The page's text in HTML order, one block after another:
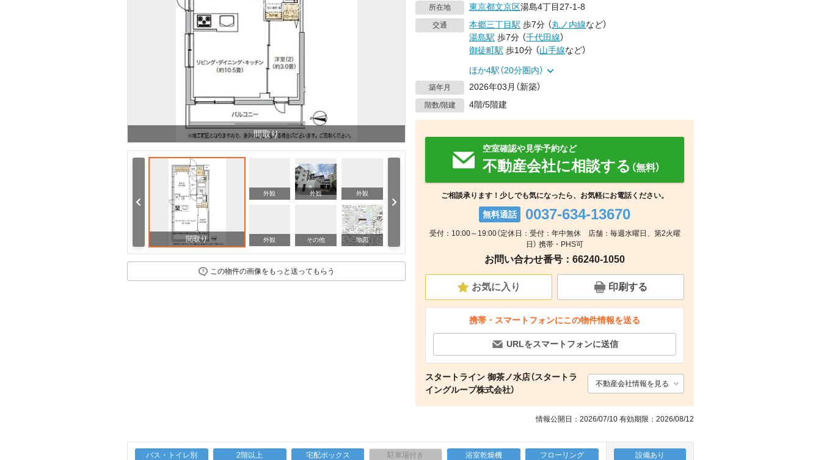
間取り
間取り
外観 外観 外観
外観 その他 地図
その他 その他 その他
周辺
この物件の画像をもっと送ってもらう
所在地 東京都文京区湯島4丁目27-1-8
交通 本郷三丁目駅 歩7分 （丸ノ内線など）
湯島駅 歩7分 （千代田線）
御徒町駅 歩10分 （山手線など）
ほか4駅（20分圏内）
築年月 2026年03月（新築）
階数/階建 4階/5階建
空室確認や見学予約など
不動産会社に相談する （無料）
ご相談承ります！少しでも気になったら、お気軽にお電話ください。
無料通話 0037-634-13670
受付：10:00～19:00（定休日：受付：年中無休 店舗：毎週水曜日、第2火曜
日） 携帯・PHS可
お問い合わせ番号：66240-1050
お気に入り 印刷する
携帯・スマートフォンにこの物件情報を送る
URLをスマートフォンに送信
スタートライン 御茶ノ水店（スタートラ
イングループ株式会社）
不動産会社情報を見る
情報公開日：2026/07/10 有効期限：2026/08/12
バス・トイレ別 2階以上 宅配ボックス 駐車場付き 浴室乾燥機 フローリング 設備あり